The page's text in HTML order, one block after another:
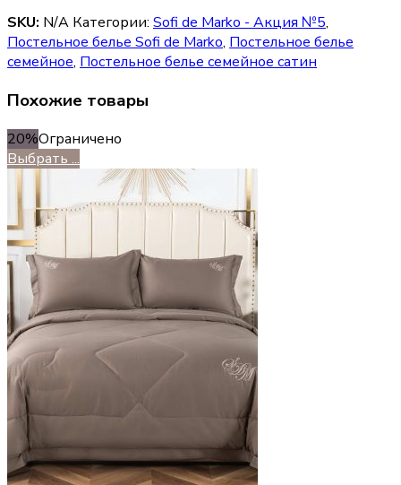
SKU: N/A Категории: Sofi de Marko - Акция №5,
Постельное белье Sofi de Marko, Постельное белье
семейное, Постельное белье семейное сатин
Похожие товары
20%Ограничено
Выбрать ...